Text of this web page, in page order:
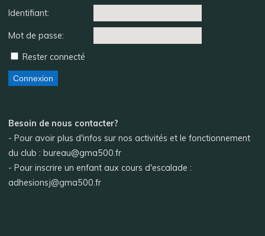
Identifiant:
Mot de passe:
Rester connecté
Connexion
Besoin de nous contacter?
- Pour avoir plus d'infos sur nos activités et le fonctionnement
du club : bureau@gma500.fr
- Pour inscrire un enfant aux cours d'escalade :
adhesionsj@gma500.fr